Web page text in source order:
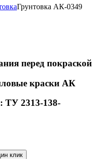
Грунтовка АК-0349
перед покраской
краски АК
ТУ 2313-138-
клик